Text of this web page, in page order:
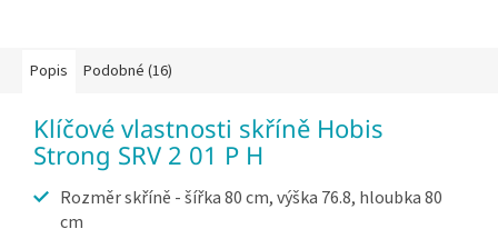
Popis Podobné (16)
Klíčové vlastnosti skříně Hobis
Strong SRV 2 01 P H
Rozměr skříně - šířka 80 cm, výška 76.8, hloubka 80
cm